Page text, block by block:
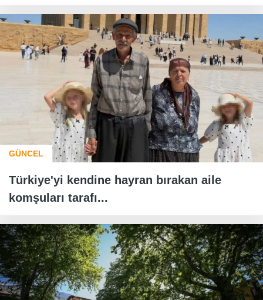
GÜNCEL
Türkiye'yi kendine hayran bırakan aile
komşuları tarafı...